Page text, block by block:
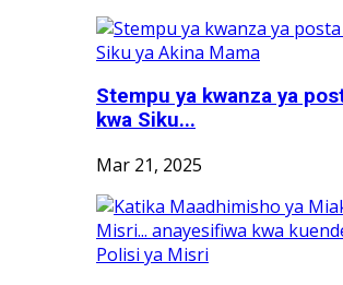
Stempu ya kwanza ya
kwa Siku...
Mar 21, 2025